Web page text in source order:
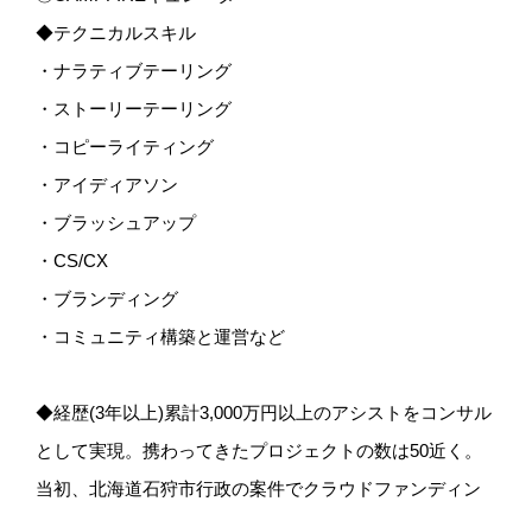
◆テクニカルスキル
・ナラティブテーリング
・ストーリーテーリング
・コピーライティング
・アイディアソン
・ブラッシュアップ
・CS/CX
・ブランディング
・コミュニティ構築と運営など
◆経歴(3年以上)累計3,000万円以上のアシストをコンサル
として実現。携わってきたプロジェクトの数は50近く。
当初、北海道石狩市行政の案件でクラウドファンディン